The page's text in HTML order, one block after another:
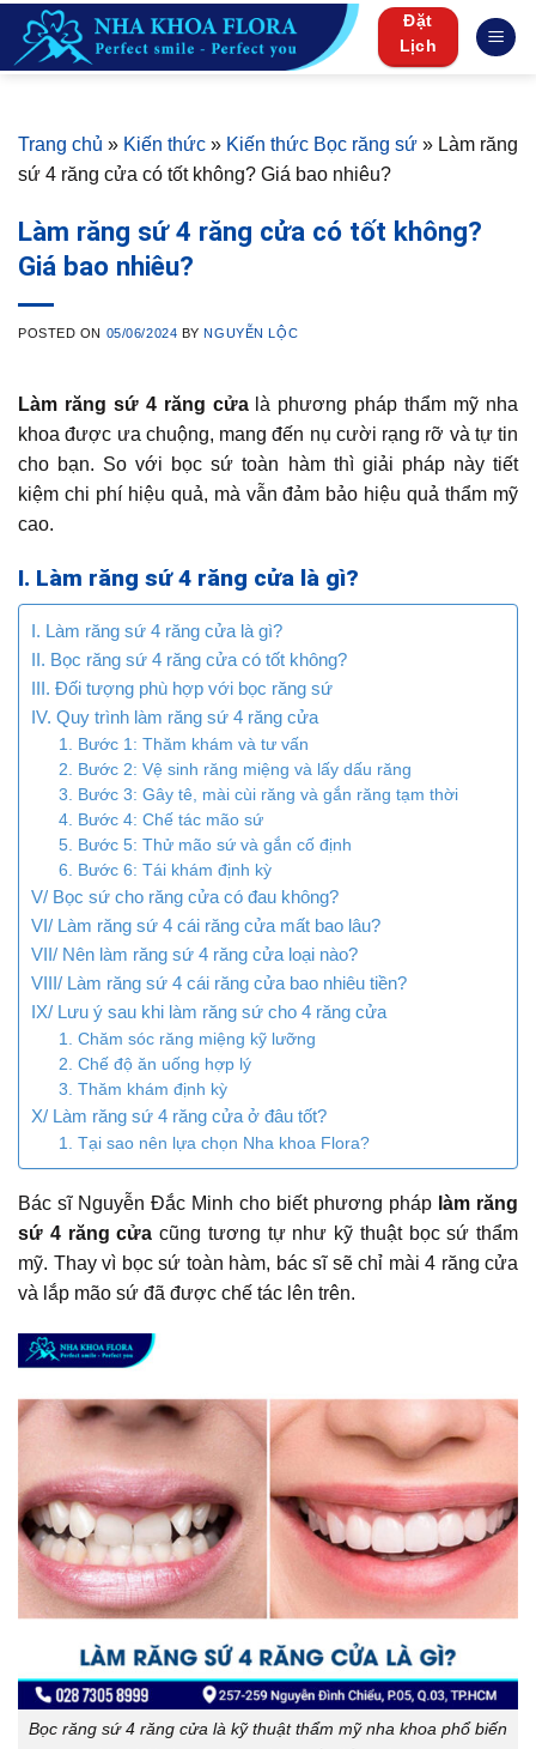
content
Đặt
Lịch
Trang chủ » Kiến thức » Kiến thức Bọc răng sứ » Làm răng
sứ 4 răng cửa có tốt không? Giá bao nhiêu?
Làm răng sứ 4 răng cửa có tốt không?
Giá bao nhiêu?
POSTED ON 05/06/2024 BYNGUYỄN LỘC
Làm răng sứ 4 răng cửalà phương pháp thẩm mỹ nha
khoa được ưa chuộng, mang đến nụ cười rạng rỡ và tự tin
cho bạn. So với bọc sứ toàn hàm thì giải pháp này tiết
kiệm chi phí hiệu quả, mà vẫn đảm bảo hiệu quả thẩm mỹ
cao.
I. Làm răng sứ 4 răng cửa là gì?
I. Làm răng sứ 4 răng cửa là gì?
II. Bọc răng sứ 4 răng cửa có tốt không?
III. Đối tượng phù hợp với bọc răng sứ
IV. Quy trình làm răng sứ 4 răng cửa
1. Bước 1: Thăm khám và tư vấn
2. Bước 2: Vệ sinh răng miệng và lấy dấu răng
3. Bước 3: Gây tê, mài cùi răng và gắn răng tạm thời
4. Bước 4: Chế tác mão sứ
5. Bước 5: Thử mão sứ và gắn cố định
6. Bước 6: Tái khám định kỳ
V/ Bọc sứ cho răng cửa có đau không?
VI/ Làm răng sứ 4 cái răng cửa mất bao lâu?
VII/ Nên làm răng sứ 4 răng cửa loại nào?
VIII/ Làm răng sứ 4 cái răng cửa bao nhiêu tiền?
IX/ Lưu ý sau khi làm răng sứ cho 4 răng cửa
1. Chăm sóc răng miệng kỹ lưỡng
2. Chế độ ăn uống hợp lý
3. Thăm khám định kỳ
X/ Làm răng sứ 4 răng cửa ở đâu tốt?
1. Tại sao nên lựa chọn Nha khoa Flora?
Bác sĩ Nguyễn Đắc Minh cho biết phương pháp làm răng
sứ 4 răng cửa cũng tương tự như kỹ thuật bọc sứ thẩm
mỹ. Thay vì bọc sứ toàn hàm, bác sĩ sẽ chỉ mài 4 răng cửa
và lắp mão sứ đã được chế tác lên trên.
Bọc răng sứ 4 răng cửa là kỹ thuật thẩm mỹ nha khoa phổ biến